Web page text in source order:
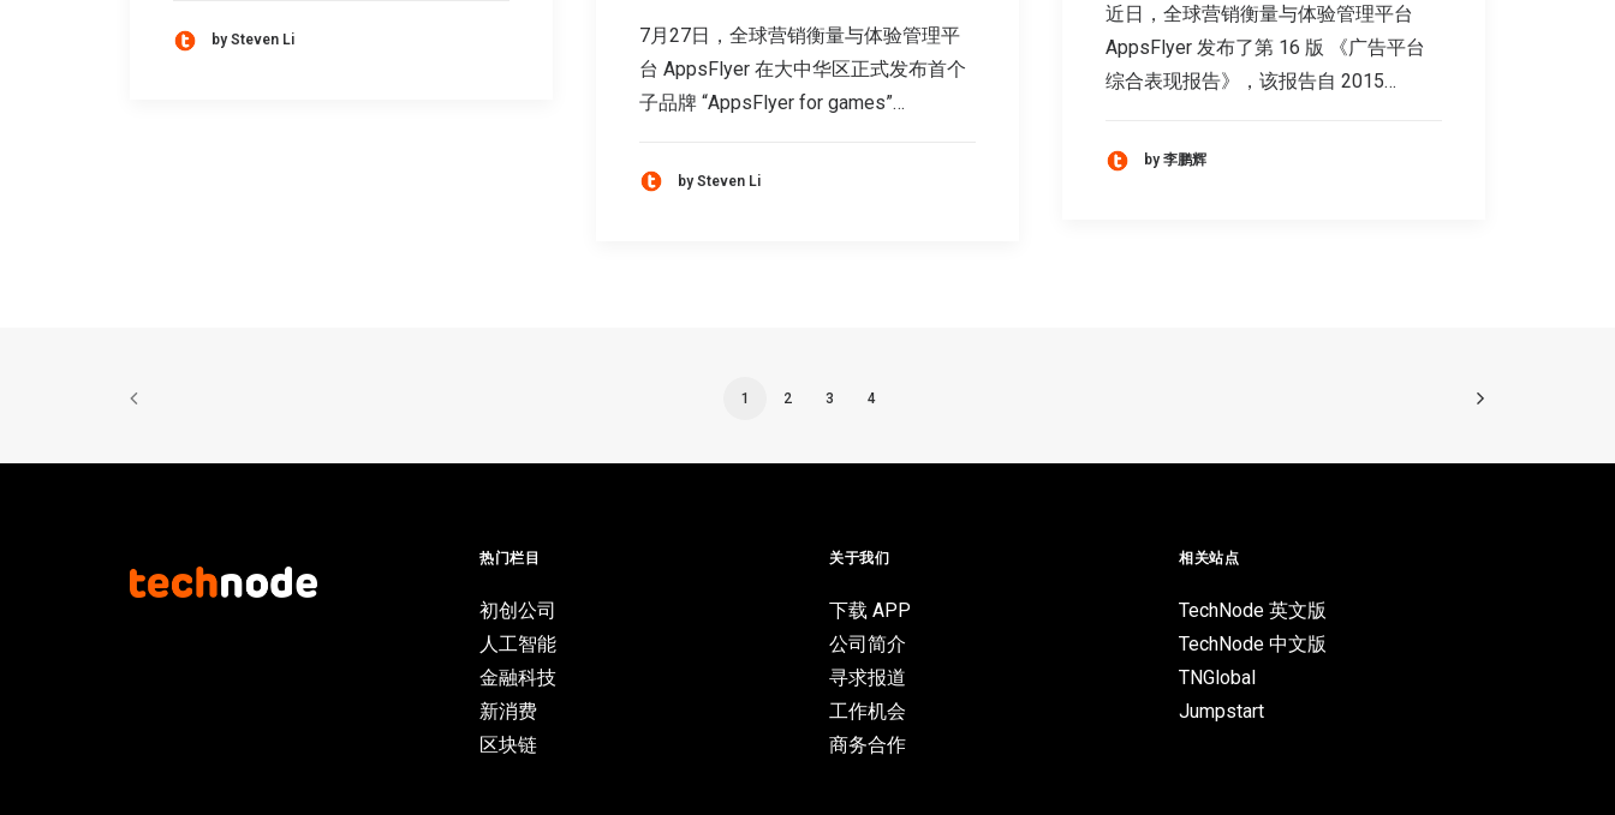
by Steven Li
近日，全球营销衡量与体验管理平台
AppsFlyer 发布了第 16 版 《广告平台
综合表现报告》，该报告自 2015…
by 李鹏辉
7月27日，全球营销衡量与体验管理平
台 AppsFlyer 在大中华区正式发布首个
子品牌 “AppsFlyer for games”…
by Steven Li
1 2 3 4
热门栏目
初创公司
人工智能
金融科技
新消费
区块链
关于我们
下载 APP
公司简介
寻求报道
工作机会
商务合作
相关站点
TechNode 英文版
TechNode 中文版
TNGlobal
Jumpstart